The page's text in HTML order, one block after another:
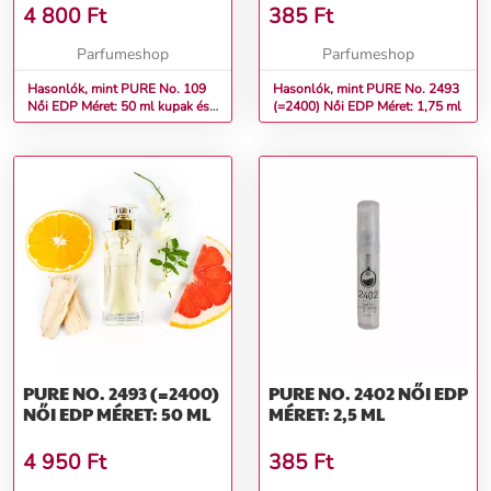
4 800 Ft
Parfumeshop
Hasonlók, mint PURE No. 109
Női EDP Méret: 50 ml kupak és
doboz nélkül
385 Ft
Parfumeshop
Hasonlók, mint PURE No. 2493
(=2400) Női EDP Méret: 1,75 ml
PURE NO. 2493 (=2400)
NŐI EDP MÉRET: 50 ML
4 950 Ft
PURE NO. 2402 NŐI EDP
MÉRET: 2,5 ML
385 Ft